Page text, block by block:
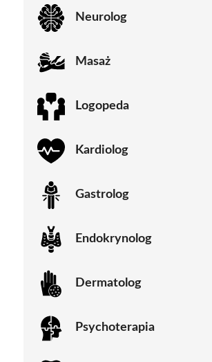
Neurolog
Masaż
Logopeda
Kardiolog
Gastrolog
Endokrynolog
Dermatolog
Psychoterapia